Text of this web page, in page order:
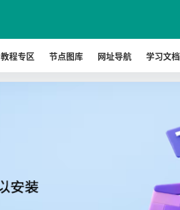
教程专区 节点图库 网址导航 学习文档